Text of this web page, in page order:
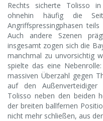
Rechts sicherte Tolisso
ohnehin häufig die
Angriffspressingphasen
Auch andere Szenen
insgesamt zogen sich die
manchmal zu unvorsichtig
spielte das eine
massiven Überzahl gegen
auf den
Tolisso neben den beiden
der breiten ballfernen
nicht mehr schließen, aus